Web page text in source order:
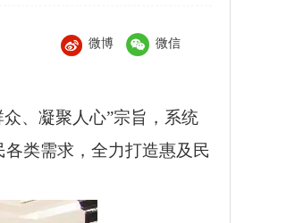
微博 微信
、凝聚人心”宗旨，系统
类需求，全力打造惠及民